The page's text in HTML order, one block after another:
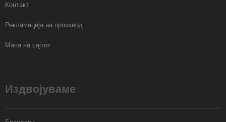
Контакт
Рекламација на производ
Мапа на сајтот
Издвојуваме